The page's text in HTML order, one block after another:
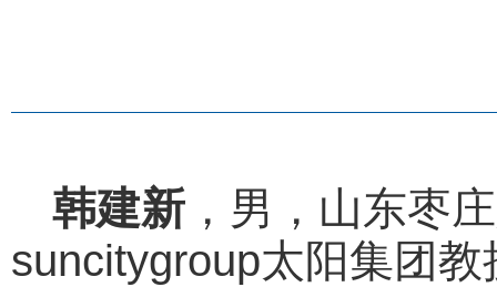
韩建新 ，男，山东枣
suncitygroup太阳集团